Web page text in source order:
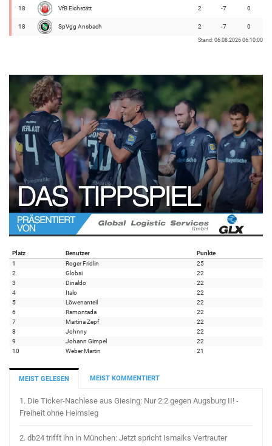
18 VfB Eichstätt 2 -7 0
18 SpVgg Ansbach 2 -7 0
Stand: 06.08.2026 06:10:00
Platz Benutzer
Punkte
1
Roger Fridlin
25
2
Globsi
22
3
Dinaldo
22
4
Italo
22
5
Löwenanteil
22
6
Ramontada
22
7
Martina Zepf
22
8
Johnny
22
9
Johann Gimpel
22
10
Weber Martin 21
MEIST GELESEN MEIST KOMMENTIERT
1. Die Ticker-Nachlese aus Giesing: Nur 2:2 gegen Augsburg II! -
Freiheit ohne Heimsieg
2. db24 trifft ihn in München: Jetzt spricht Ismaiks Vertrauter